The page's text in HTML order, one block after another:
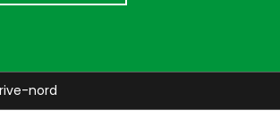
nord